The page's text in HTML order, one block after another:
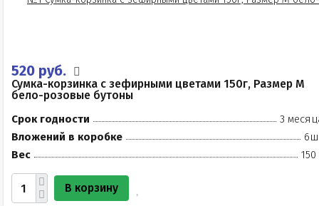
520 руб.
Сумка-корзинка с зефирными цветами 150г, Размер М
бело-розовые бутоны
Срок годности
3
Вложений в коробке
Вес
150
В корзину